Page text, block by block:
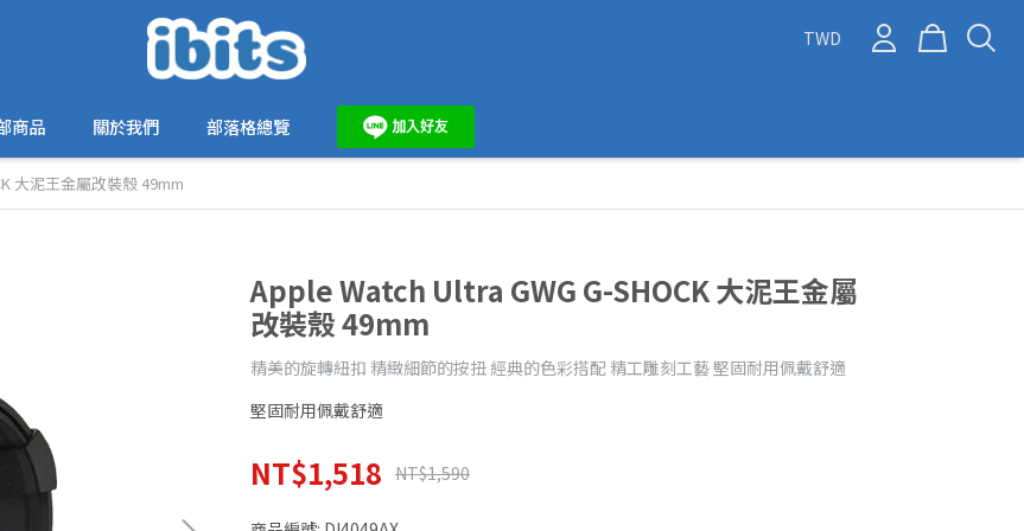
TWD
商品 關於我們 部落格總覽
大泥王金屬改裝殼 49mm
Apple Watch Ultra GWG G-SHOCK 大泥王金屬
改裝殼 49mm
精美的旋轉紐扣 精緻細節的按扭 經典的色彩搭配 精工雕刻工藝 堅固耐用佩戴舒適
堅固耐用佩戴舒適
NT$1,518 NT$1,590